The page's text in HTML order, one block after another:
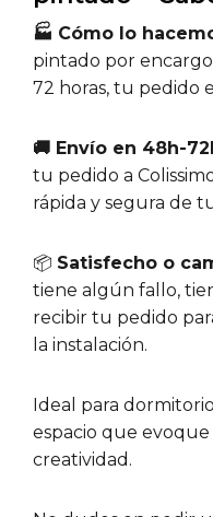
🏭 Cómo lo
pintado por
72 horas, tu pedido
🚚 Envío en 48h-
tu pedido a
rápida y segura de
📦 Satisfecho o
tiene algún fallo,
recibir tu pedido
la instalación.
Ideal para
espacio que
creatividad.